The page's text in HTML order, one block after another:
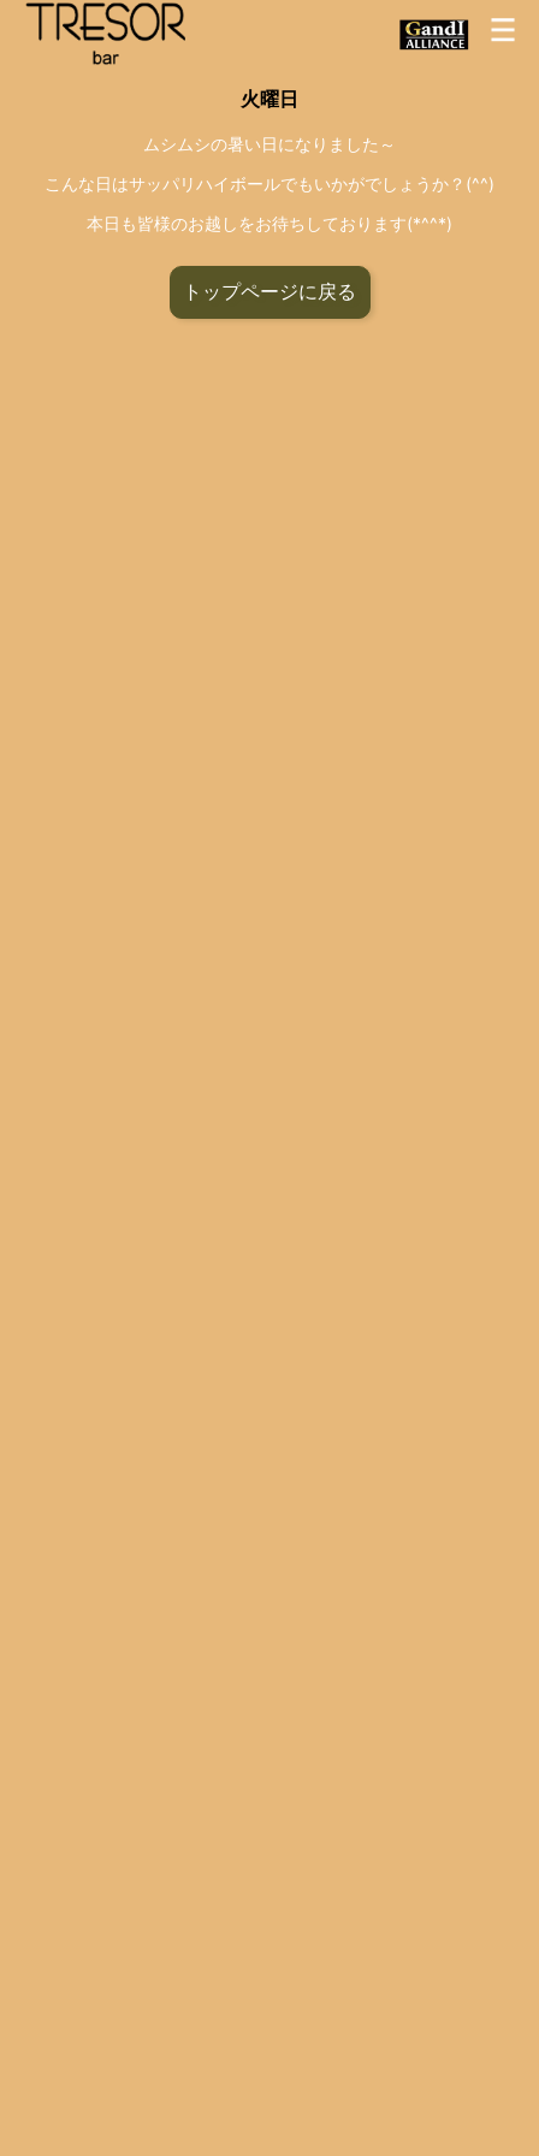
火曜日
ムシムシの暑い日になりました～
こんな日はサッパリハイボールでもいかがでしょうか？(^^)
本日も皆様のお越しをお待ちしております(*^^*)
トップページに戻る